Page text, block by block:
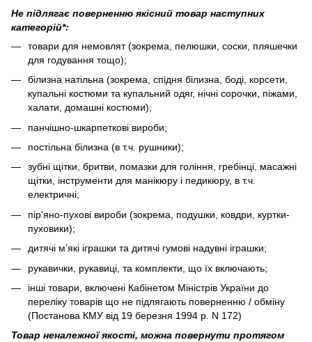
Не підлягає поверненню якісний товар наступних
категорій*:
товари для немовлят (зокрема, пелюшки, соски, пляшечки
для годування тощо);
білизна натільна (зокрема, спідня білизна, боді, корсети,
купальні костюми та купальний одяг, нічні сорочки, піжами,
халати, домашні костюми);
панчішно-шкарпеткові вироби;
постільна білизна (в т.ч. рушники);
зубні щітки, бритви, помазки для гоління, гребінці, масажні
щітки, інструменти для манікюру і педикюру, в т.ч.
електричні;
пір'яно-пухові вироби (зокрема, подушки, ковдри, куртки-
пуховики);
дитячі м’які іграшки та дитячі гумові надувні іграшки;
рукавички, рукавиці, та комплекти, що їх включають;
інші товари, включені Кабінетом Міністрів України до
переліку товарів що не підлягають поверненню / обміну
(Постанова КМУ від 19 березня 1994 р. N 172)
Товар неналежної якості, можна повернути протягом